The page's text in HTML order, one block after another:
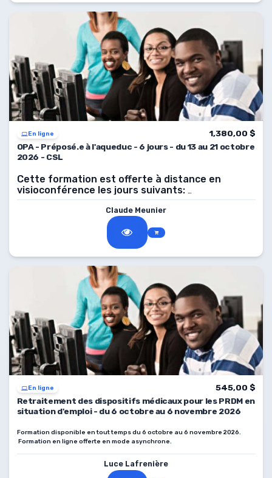
En ligne
1,380,00 $
OPA - Préposé.e à l'aqueduc - 6 jours - du 13 au 21 octobre
2026 - CSL
Cette formation est offerte à distance en
visioconférence les jours suivants:
13, 14, 15, 19, 20, 21 octobre2026, de 8 h à 16 h.
Claude Meunier
En ligne
545,00 $
Retraitement des dispositifs médicaux pour les PRDM en
situation d'emploi - du 6 octobre au 6 novembre 2026
Formation disponible en tout temps du 6 octobre au 6 novembre 2026.
Formation en ligne offerte en mode asynchrone.
Luce Lafrenière